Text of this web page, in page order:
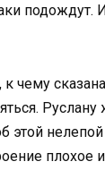
подождут.
чему
этой
плохое